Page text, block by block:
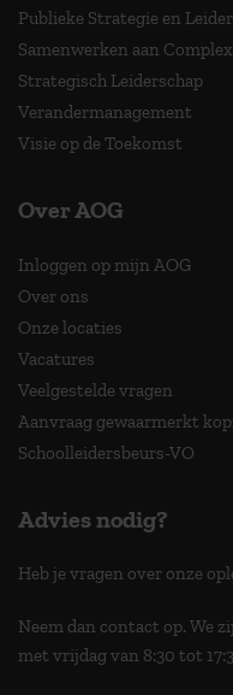
Publieke Strategie en
Samenwerken aan
Strategisch Leiderschap
Verandermanagement
Visie op de Toekomst
Over AOG
Inloggen op mijn AOG
Over ons
Onze locaties
Vacatures
Veelgestelde vragen
Aanvraag gewaarmerkt
Schoolleidersbeurs-VO
Advies nodig?
Heb je vragen over onze
Neem dan contact op. We
met vrijdag van 8:30 tot